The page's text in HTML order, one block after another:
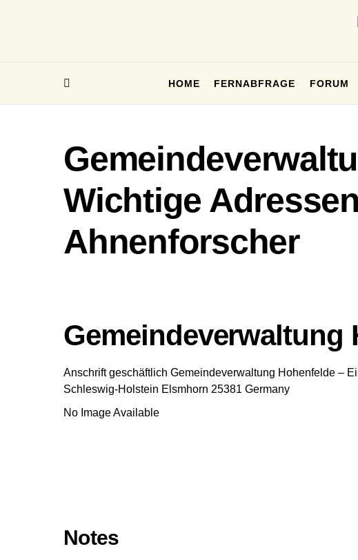
HOME FERNABFRAGE FORUM
Wichtige
Ahnenforscher
Gemeindeverwaltung
Anschrift geschäftlich Gemeindeverwaltung Hohenfelde –
Schleswig-Holstein Elsmhorn 25381 Germany
No Image Available
Notes